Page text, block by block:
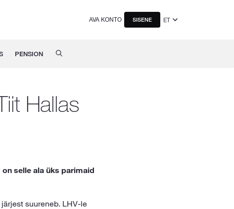
AVA KONTO SISENE ET
PENSION
Hallas
selle ala üks parimaid
suureneb. LHV-le